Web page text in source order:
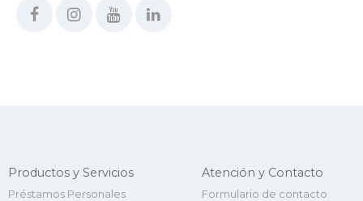
Productos y Servicios
Préstamos Personales
Atención y Contacto
Formulario de contacto